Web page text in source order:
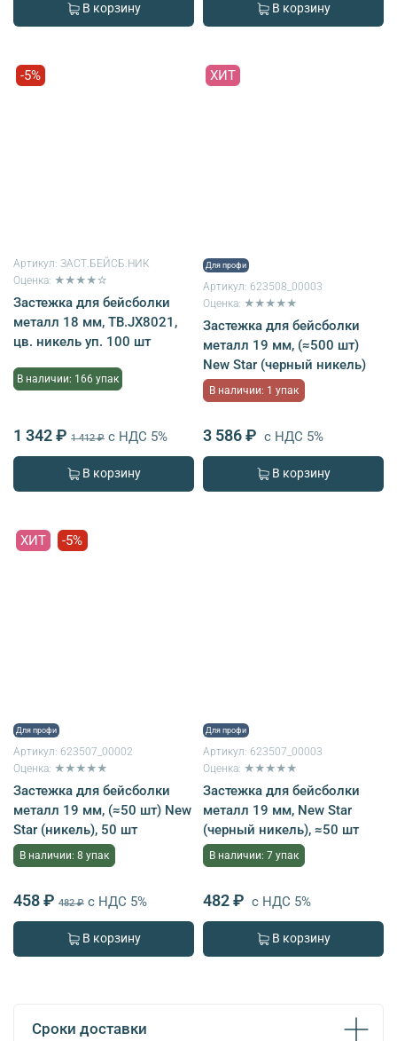
В корзину В корзину
-5%
Артикул: ЗАСТ.БЕЙСБ.НИК
Оценка: ★★★★☆
Застежка для бейсболки
металл 18 мм, ТВ.JX8021,
цв. никель уп. 100 шт
В наличии: 166 упак
1 342 ₽ 1 412 ₽ с НДС 5%
В корзину
ХИТ
Для профи
Артикул: 623508_00003
Оценка: ★★★★★
Застежка для бейсболки
металл 19 мм, (≈500 шт)
New Star (черный никель)
В наличии: 1 упак
3 586 ₽ с НДС 5%
В корзину
ХИТ -5%
Для профи
Артикул: 623507_00002
Оценка: ★★★★★
Застежка для бейсболки
металл 19 мм, (≈50 шт) New
Star (никель), 50 шт
В наличии: 8 упак
458 ₽ 482 ₽ с НДС 5%
В корзину
Для профи
Артикул: 623507_00003
Оценка: ★★★★★
Застежка для бейсболки
металл 19 мм, New Star
(черный никель), ≈50 шт
В наличии: 7 упак
482 ₽ с НДС 5%
В корзину
Сроки доставки